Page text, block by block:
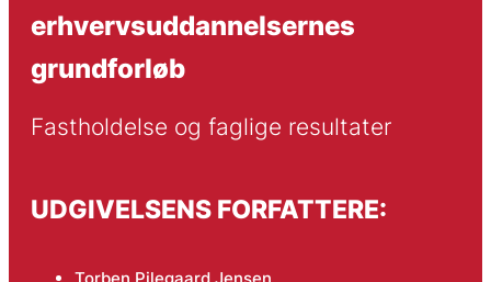
erhvervsuddannelsernes
grundforløb
Fastholdelse og faglige resultater
UDGIVELSENS FORFATTERE: